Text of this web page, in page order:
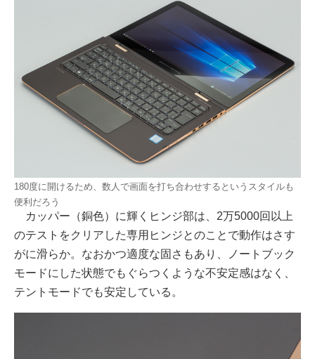
180度に開けるため、数人で画面を打ち合わせするというスタイルも
便利だろう
カッパー（銅色）に輝くヒンジ部は、2万5000回以上
のテストをクリアした専用ヒンジとのことで動作はさす
がに滑らか。なおかつ適度な固さもあり、ノートブック
モードにした状態でもぐらつくような不安定感はなく、
テントモードでも安定している。